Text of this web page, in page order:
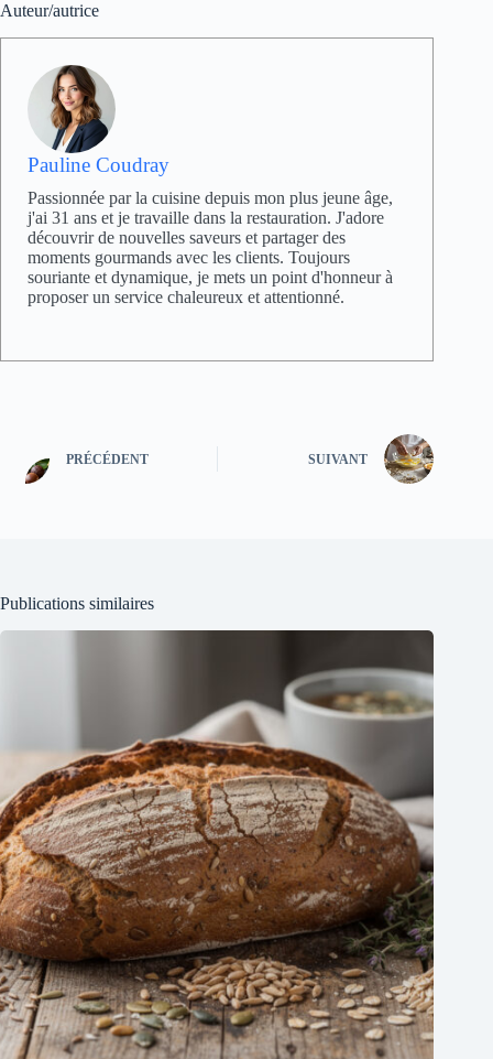
Auteur/autrice
Pauline Coudray
Passionnée par la cuisine depuis mon plus jeune âge,
j'ai 31 ans et je travaille dans la restauration. J'adore
découvrir de nouvelles saveurs et partager des
moments gourmands avec les clients. Toujours
souriante et dynamique, je mets un point d'honneur à
proposer un service chaleureux et attentionné.
PRÉCÉDENT SUIVANT
Publications similaires